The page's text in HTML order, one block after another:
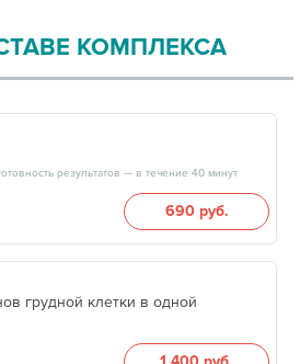
КОМПЛЕКСА
результатов — в течение 40 минут
690 руб.
грудной клетки в одной